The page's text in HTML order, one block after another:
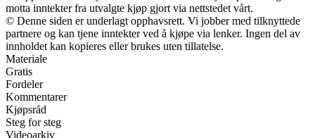
motta inntekter fra utvalgte kjøp gjort via nettstedet vårt.
© Denne siden er underlagt opphavsrett. Vi jobber med tilknyttede
partnere og kan tjene inntekter ved å kjøpe via lenker. Ingen del av
innholdet kan kopieres eller brukes uten tillatelse.
Materiale
Gratis
Fordeler
Kommentarer
Kjøpsråd
Steg for steg
Videoarkiv